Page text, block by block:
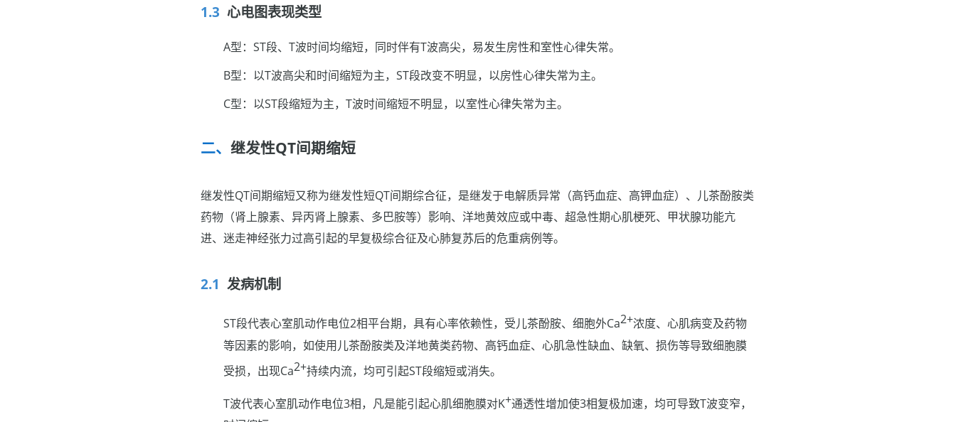
心电图表现类型
A型：ST段、T波时间均缩短，同时伴有T波高尖，易发生房性和室性心律失常。
B型：以T波高尖和时间缩短为主，ST段改变不明显，以房性心律失常为主。
C型：以ST段缩短为主，T波时间缩短不明显，以室性心律失常为主。
继发性QT间期缩短
继发性QT间期缩短又称为继发性短QT间期综合征，是继发于电解质异常（高钙血症、高钾血症）、儿茶酚胺类
药物（肾上腺素、异丙肾上腺素、多巴胺等）影响、洋地黄效应或中毒、超急性期心肌梗死、甲状腺功能亢
进、迷走神经张力过高引起的早复极综合征及心肺复苏后的危重病例等。
发病机制
ST段代表心室肌动作电位2相平台期，具有心率依赖性，受儿茶酚胺、细胞外Ca2+浓度、心肌病变及药物
等因素的影响，如使用儿茶酚胺类及洋地黄类药物、高钙血症、心肌急性缺血、缺氧、损伤等导致细胞膜
受损，出现Ca2+持续内流，均可引起ST段缩短或消失。
T波代表心室肌动作电位3相，凡是能引起心肌细胞膜对K+通透性增加使3相复极加速，均可导致T波变窄，